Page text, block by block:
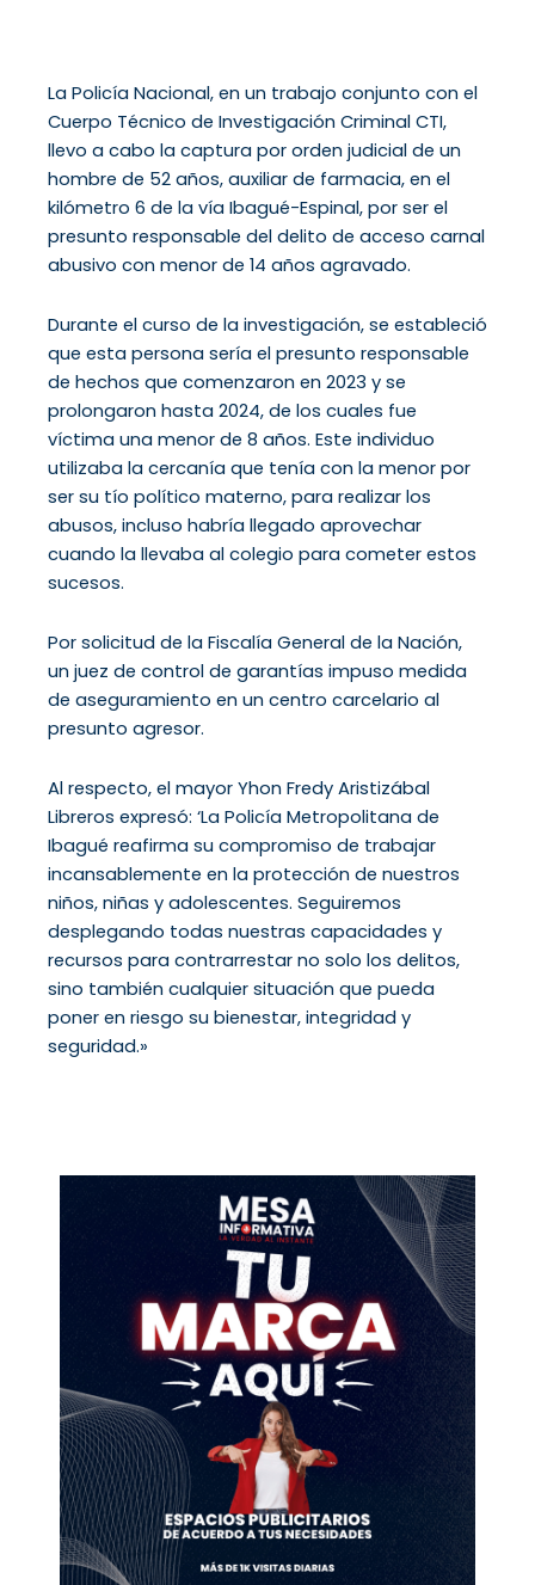
La Policía Nacional, en un trabajo conjunto con el
Cuerpo Técnico de Investigación Criminal CTI,
llevo a cabo la captura por orden judicial de un
hombre de 52 años, auxiliar de farmacia, en el
kilómetro 6 de la vía Ibagué-Espinal, por ser el
presunto responsable del delito de acceso carnal
abusivo con menor de 14 años agravado.
Durante el curso de la investigación, se estableció
que esta persona sería el presunto responsable
de hechos que comenzaron en 2023 y se
prolongaron hasta 2024, de los cuales fue
víctima una menor de 8 años. Este individuo
utilizaba la cercanía que tenía con la menor por
ser su tío político materno, para realizar los
abusos, incluso habría llegado aprovechar
cuando la llevaba al colegio para cometer estos
sucesos.
Por solicitud de la Fiscalía General de la Nación,
un juez de control de garantías impuso medida
de aseguramiento en un centro carcelario al
presunto agresor.
Al respecto, el mayor Yhon Fredy Aristizábal
Libreros expresó: ‘La Policía Metropolitana de
Ibagué reafirma su compromiso de trabajar
incansablemente en la protección de nuestros
niños, niñas y adolescentes. Seguiremos
desplegando todas nuestras capacidades y
recursos para contrarrestar no solo los delitos,
sino también cualquier situación que pueda
poner en riesgo su bienestar, integridad y
seguridad.»